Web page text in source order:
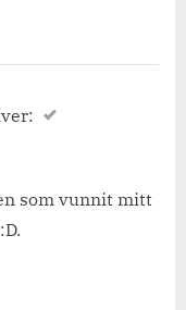
som vunnit mitt